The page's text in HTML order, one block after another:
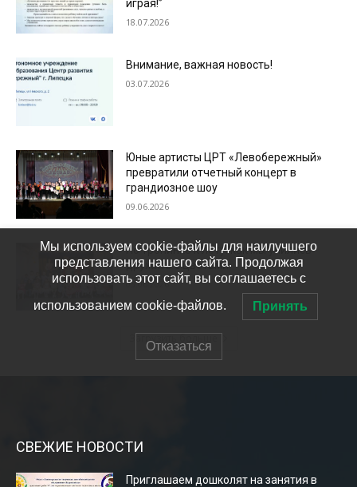
СВЕЖИЕ НОВОСТИ
Приглашаем дошколят на занятия в